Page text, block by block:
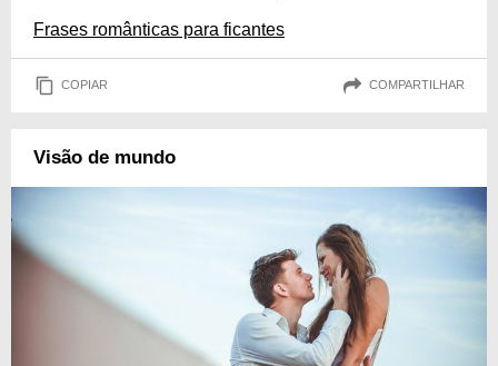
Frases românticas para ficantes
COPIAR COMPARTILHAR
Visão de mundo